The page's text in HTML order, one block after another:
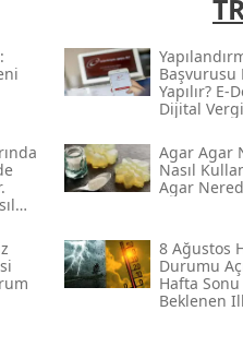
Başvurusu
Yapılır? E-
Dijital
Agar Agar
Nasıl
Agar
8 Ağustos
Durumu
Hafta Sonu
Beklenen